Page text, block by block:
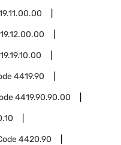
4419.90
4419.90.90.00
4420.90